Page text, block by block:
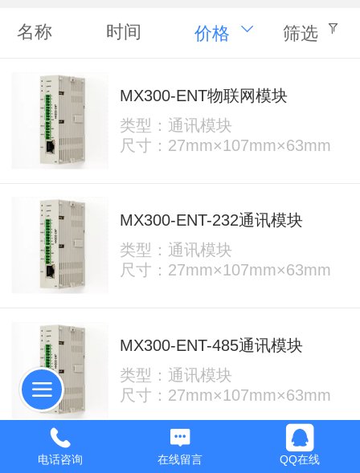
名称 时间 价格 筛选
MX300-ENT物联网模块
类型：通讯模块
尺寸：27mm×107mm×63mm
MX300-ENT-232通讯模块
类型：通讯模块
尺寸：27mm×107mm×63mm
MX300-ENT-485通讯模块
类型：通讯模块
尺寸：27mm×107mm×63mm
电话咨询 在线留言 QQ在线